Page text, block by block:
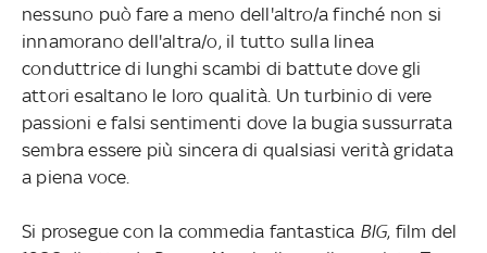
nessuno può fare a meno dell'altro/a finché non si
innamorano dell'altra/o, il tutto sulla linea
conduttrice di lunghi scambi di battute dove gli
attori esaltano le loro qualità. Un turbinio di vere
passioni e falsi sentimenti dove la bugia sussurrata
sembra essere più sincera di qualsiasi verità gridata
a piena voce.
Si prosegue con la commedia fantastica BIG, film del